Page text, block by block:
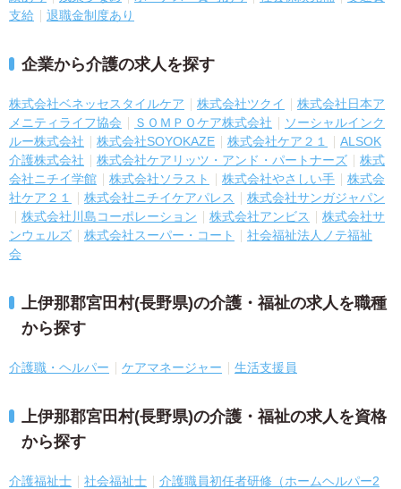
支給
退職金制度あり
企業から介護の求人を探す
株式会社ベネッセスタイルケア 株式会社ツクイ
株式会社日本ア
メニティライフ協会
ＳＯＭＰＯケア株式会社
ソーシャルインク
ルー株式会社
株式会社SOYOKAZE 株式会社ケア２１
ALSOK
介護株式会社
株式会社ケアリッツ・アンド・パートナーズ
株式
会社ニチイ学館
株式会社ソラスト 株式会社やさしい手
株式会
社ケア２１
株式会社ニチイケアパレス
株式会社サンガジャパン
株式会社川島コーポレーション
株式会社アンビス
株式会社サ
ンウェルズ
株式会社スーパー・コート
社会福祉法人ノテ福祉
会
上伊那郡宮田村(長野県)の介護・福祉の求人を職種
から探す
介護職・ヘルパー ケアマネージャー 生活支援員
上伊那郡宮田村(長野県)の介護・福祉の求人を資格
から探す
介護福祉士 社会福祉士
介護職員初任者研修（ホームヘルパー2